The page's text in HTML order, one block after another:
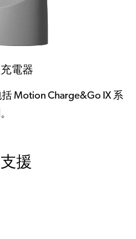
電器
Motion Charge&Go IX 系
援